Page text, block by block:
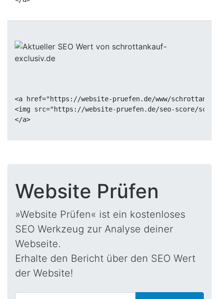
<a href="https://website-pruefen.de/www/
<img src="https://website-pruefen.de/seo-score/
Website Prüfen
»Website Prüfen« ist ein kostenloses
SEO Werkzeug zur Analyse deiner
Webseite.
Erhalte den Bericht über den SEO Wert
der Website!